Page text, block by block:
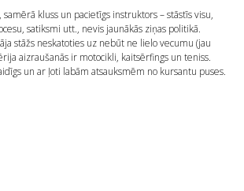
samērā kluss un pacietīgs instruktors – stāstīs visu,
satiksmi utt., nevis jaunākās ziņas politikā.
stāžs neskatoties uz nebūt ne lielo vecumu (jau
aizraušanās ir motocikli, kaitsērfings un teniss.
un ar ļoti labām atsauksmēm no kursantu puses.